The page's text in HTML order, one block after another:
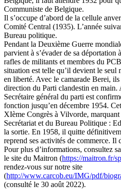
Communiste de Belgique.
Il s’occupe d’abord de la cellule
Comité Central (1935). L’année
Bureau politique.
Pendant la Deuxième Guerre
parvient à s’évader de sa déportation
rafles de militants et membres du
situation est telle qu’il devient le
en liberté. Avec le camarade Berei,
direction du Parti clandestin en main.
Secrétaire général du parti est
fonction jusqu’en décembre 1954.
XIème Congrès à Vilvorde,
Secrétariat et du Bureau Politique :
la sortie. En 1958, il quitte
reprend ses activités de commerce. Il
Pour plus d’informations, consultez
le site du Maitron (https://maitron.fr/
rendez-vous sur notre site
(http://www.carcob.eu/IMG/pdf/
(consulté le 30 août 2022).